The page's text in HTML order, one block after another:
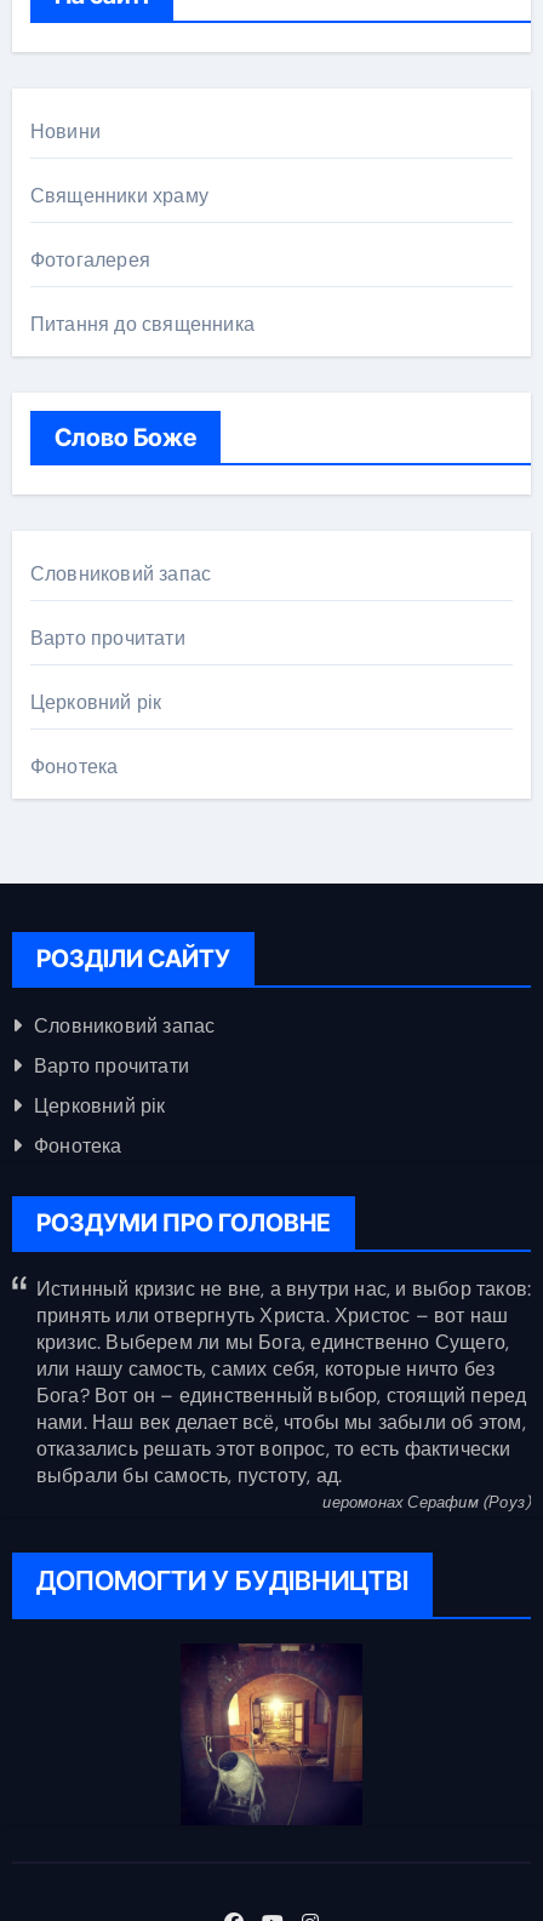
:
Новини
Священники храму
Фотогалерея
Питання до священника
Слово Боже
Словниковий запас
Варто прочитати
Церковний рік
Фонотека
РОЗДІЛИ САЙТУ
Словниковий запас
Варто прочитати
Церковний рік
Фонотека
РОЗДУМИ ПРО ГОЛОВНЕ
Истинный кризис не вне, а внутри нас, и выбор таков:
принять или отвергнуть Христа. Христос – вот наш
кризис. Выберем ли мы Бога, единственно Сущего,
или нашу самость, самих себя, которые ничто без
Бога? Вот он – единственный выбор, стоящий перед
нами. Наш век делает всё, чтобы мы забыли об этом,
отказались решать этот вопрос, то есть фактически
выбрали бы самость, пустоту, ад.
иеромонах Серафим (Роуз)
ДОПОМОГТИ У БУДІВНИЦТВІ